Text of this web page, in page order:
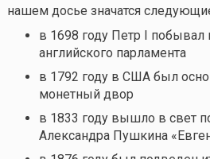
нашем досье значатся
в 1698 году Петр I побывал
английского парламента
в 1792 году в США был
монетный двор
в 1833 году вышло в свет
Александра Пушкина